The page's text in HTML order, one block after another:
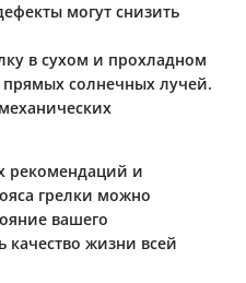
могут снизить
в сухом и прохладном
солнечных лучей.
рекомендаций и
грелки можно
вашего
жизни всей